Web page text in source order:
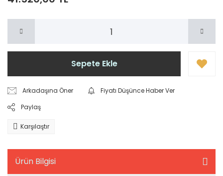
Sepete Ekle
Arkadaşına Öner
Fiyatı Düşünce Haber Ver
Paylaş
Karşılaştır
Ürün Bilgisi